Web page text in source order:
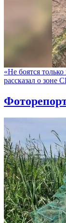
«Не боятся
рассказал о зоне